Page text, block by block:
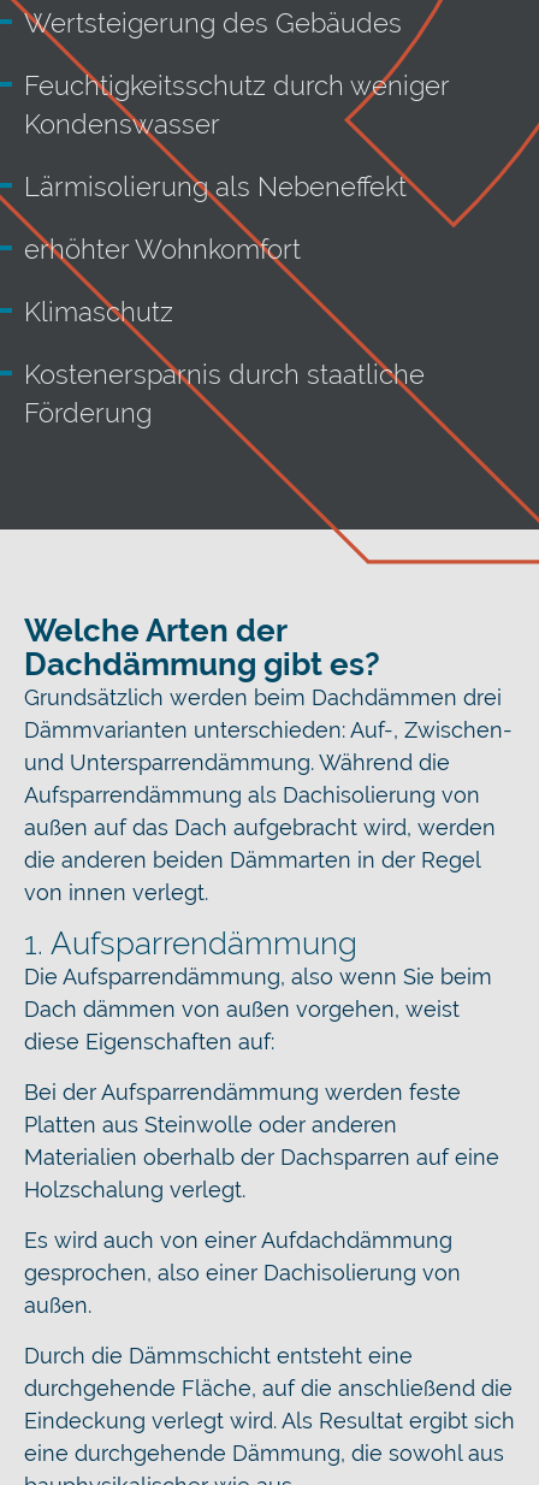
Wertsteigerung des Gebäudes
Feuchtigkeitsschutz durch weniger
Kondenswasser
Lärmisolierung als Nebeneffekt
erhöhter Wohnkomfort
Klimaschutz
Kostenersparnis durch staatliche
Förderung
Welche Arten der
Dachdämmung gibt es?
Grundsätzlich werden beim Dachdämmen drei
Dämmvarianten unterschieden: Auf-, Zwischen-
und Untersparrendämmung. Während die
Aufsparrendämmung als Dachisolierung von
außen auf das Dach aufgebracht wird, werden
die anderen beiden Dämmarten in der Regel
von innen verlegt.
1. Aufsparrendämmung
Die Aufsparrendämmung, also wenn Sie beim
Dach dämmen von außen vorgehen, weist
diese Eigenschaften auf:
Bei der Aufsparrendämmung werden feste
Platten aus Steinwolle oder anderen
Materialien oberhalb der Dachsparren auf eine
Holzschalung verlegt.
Es wird auch von einer Aufdachdämmung
gesprochen, also einer Dachisolierung von
außen.
Durch die Dämmschicht entsteht eine
durchgehende Fläche, auf die anschließend die
Eindeckung verlegt wird. Als Resultat ergibt sich
eine durchgehende Dämmung, die sowohl aus